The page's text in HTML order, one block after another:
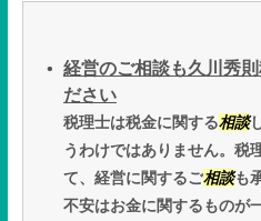
経営のご相談も久川秀
ださい
税理士は税金に関する相談
うわけではありません。税
て、経営に関するご相談も
不安はお金に関するものが